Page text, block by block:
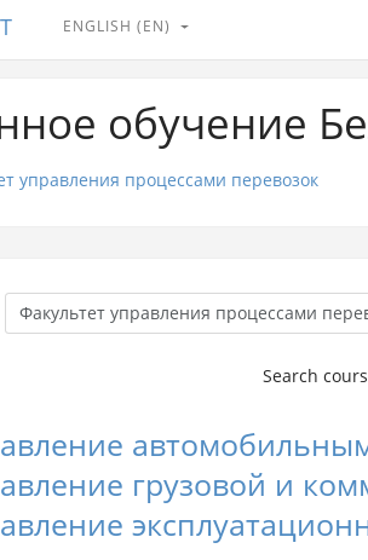
ENGLISH ‎(EN)‎
обучение
управления процессами перевозок
Search
грузовой и